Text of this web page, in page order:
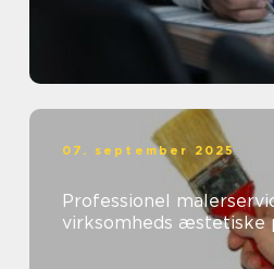
07. september 2025
Professionel
virksomheds æstetiske